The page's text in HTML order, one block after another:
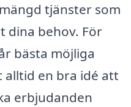
tjänster som
dina behov. För
bästa möjliga
alltid en bra idé att
erbjudanden